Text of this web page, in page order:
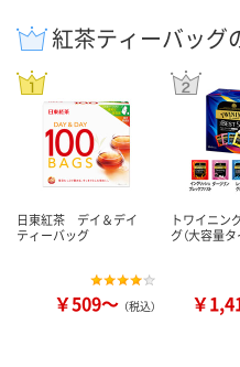
紅茶ティーバッグ
日東紅茶 デイ＆デイ
ティーバッグ
￥509～ （税込）
トワイニン
グ（大容量タ
￥